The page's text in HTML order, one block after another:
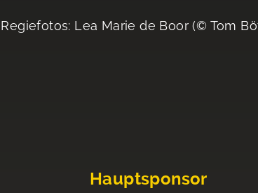
Regiefotos: Lea Marie de Boor (© Tom
Hauptsponsor